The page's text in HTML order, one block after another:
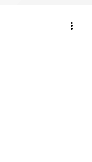
more_vert